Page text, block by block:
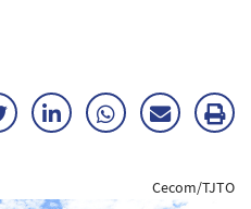
TwitterLinkedInWhatsApp
Enviar
E-
Cecom/TJTO